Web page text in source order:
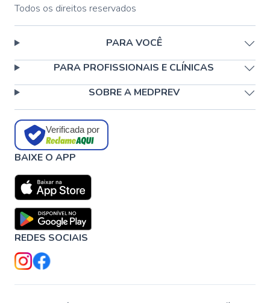
Todos os direitos reservados
PARA VOCÊ
PARA PROFISSIONAIS E CLÍNICAS
SOBRE A MEDPREV
Verificada por
BAIXE O APP
REDES SOCIAIS